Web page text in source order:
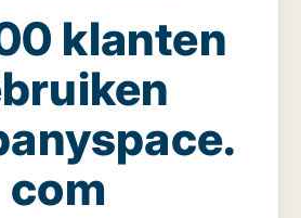
klanten
com